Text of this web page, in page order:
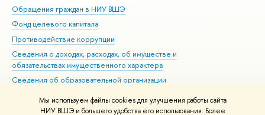
Мы используем файлы cookies для улучшения работы сайта
НИУ ВШЭ и большего удобства его использования. Более
Обращения граждан в НИУ ВШЭ
Фонд целевого капитала
Противодействие коррупции
Сведения о доходах, расходах, об имуществе и
обязательствах имущественного характера
Сведения об образовательной организации
Людям с ограниченными возможностями здоровья
Единая платежная страница